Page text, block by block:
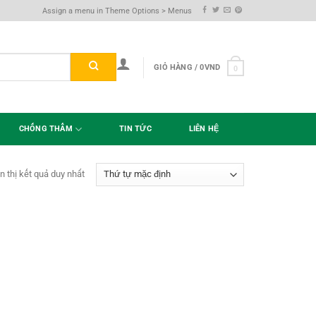
Assign a menu in Theme Options > Menus
GIỎ HÀNG /0VND 0
CHỐNG THẤM TIN TỨC LIÊN HỆ
thị kết quả duy nhất